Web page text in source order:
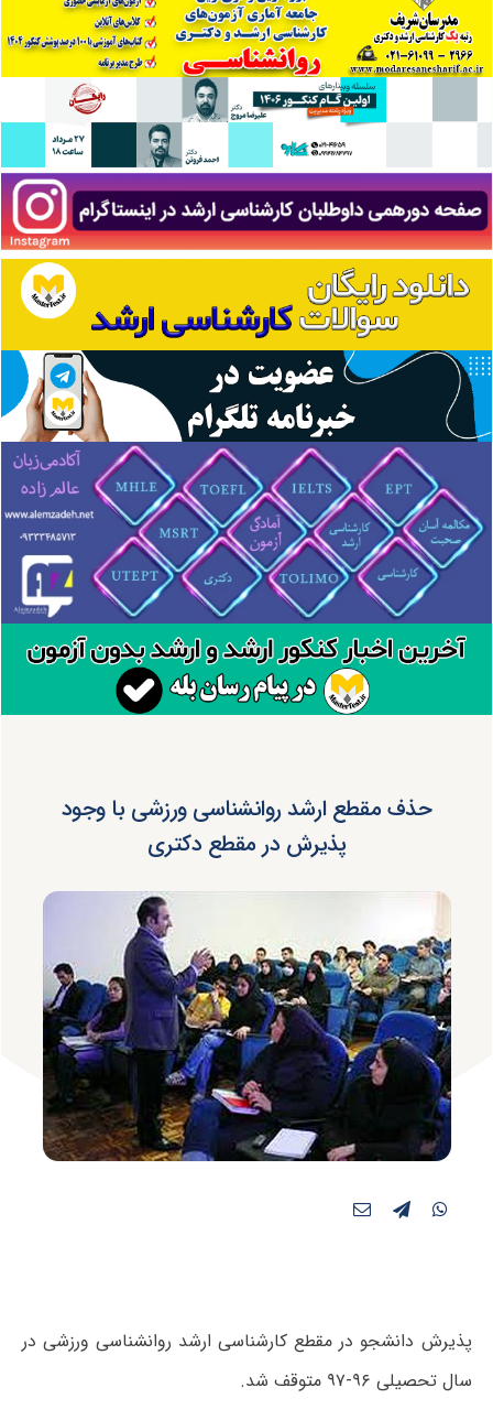
حذف مقطع ارشد روانشناسی ورزشی با وجود
پذیرش در مقطع دکتری
پذیرش دانشجو در مقطع کارشناسی ارشد روانشناسی ورزشی در
سال تحصیلی ۹۶-۹۷ متوقف شد.